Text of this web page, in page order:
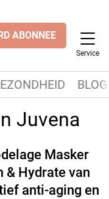
ABONNEE
Service
Juvena
Masker
& Hydrate van
anti-aging en